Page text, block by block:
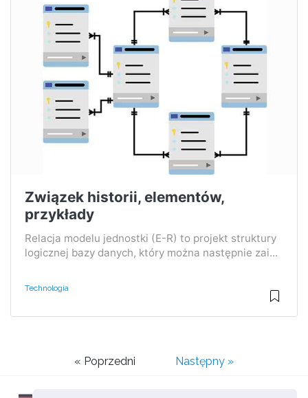
Związek historii, elementów,
przykłady
Relacja modelu jednostki (E-R) to projekt struktury
logicznej bazy danych, który można następnie zai...
Technologia
« Poprzedni Następny »